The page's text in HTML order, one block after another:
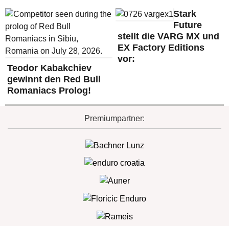
Teodor Kabakchiev
gewinnt den Red Bull
Romaniacs Prolog!
Stark
Future
stellt die VARG MX und
EX Factory Editions
vor:
Premiumpartner: